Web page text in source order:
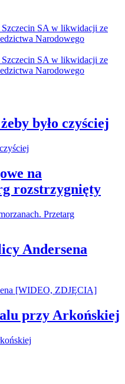
było czyściej
na
rozstrzygnięty
Andersena
przy Arkońskiej